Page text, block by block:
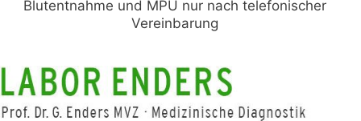
Blutentnahme und MPU nur nach telefonischer
Vereinbarung